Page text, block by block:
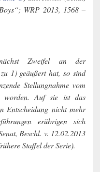
WRP 2013, 1568 –
Zweifel an der
1) geäußert hat, so sind
Stellungnahme vom
worden. Auf sie ist das
Entscheidung nicht mehr
erübrigen sich
Beschl. v. 12.02.2013
Staffel der Serie).